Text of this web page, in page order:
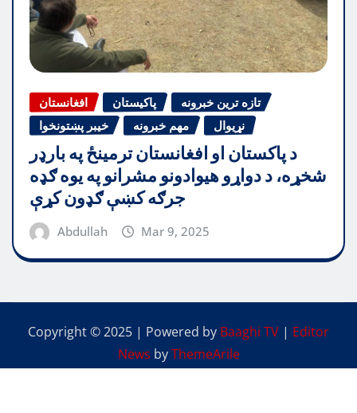
افغانستان پاکیستان
تازه ترین خبرونه
خیبر پښتونخوا
مهم خبرونه نړیوال
د پاکستان او افغانستان ترمینځ په بارډر
شخړه، د دواړو هیوادونو مشرانو په یوه ګډه
جرګه کښې ګډون کړې
Abdullah Mar 9, 2025
Copyright © 2025 | Powered by Baaghi TV | Editor
News byThemeArile